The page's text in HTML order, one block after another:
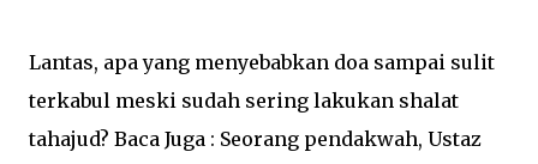
Lantas, apa yang menyebabkan doa sampai sulit
terkabul meski sudah sering lakukan shalat
tahajud? Baca Juga : Seorang pendakwah, Ustaz